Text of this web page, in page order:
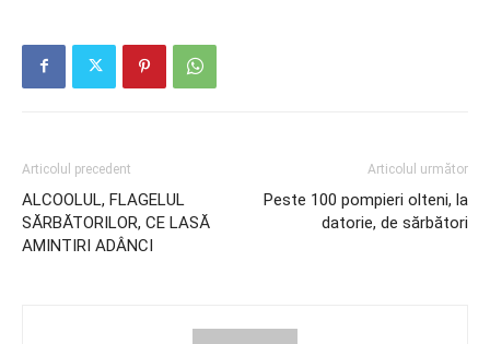
Articolul precedent
ALCOOLUL, FLAGELUL
SĂRBĂTORILOR, CE LASĂ
AMINTIRI ADÂNCI
Articolul următor
Peste 100 pompieri olteni, la
datorie, de sărbători